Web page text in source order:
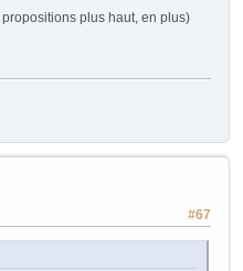
plus haut, en plus)
#67